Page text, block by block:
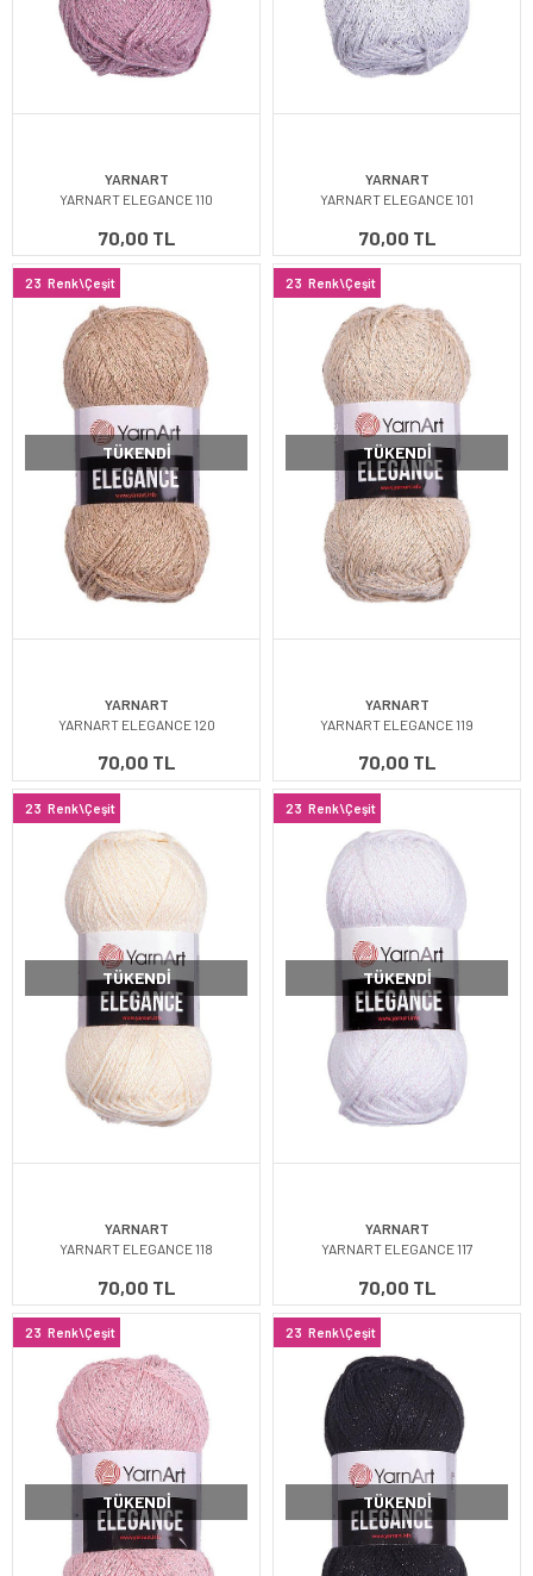
YARNART
YARNART ELEGANCE 110
70,00 TL
YARNART
YARNART ELEGANCE 101
70,00 TL
23 Renk\Çeşit
TÜKENDI
YARNART
YARNART ELEGANCE 120
70,00 TL
23 Renk\Çeşit
TÜKENDI
YARNART
YARNART ELEGANCE 119
70,00 TL
23 Renk\Çeşit
TÜKENDI
YARNART
YARNART ELEGANCE 118
70,00 TL
23 Renk\Çeşit
TÜKENDI
YARNART
YARNART ELEGANCE 117
70,00 TL
23 Renk\Çeşit
TÜKENDI
23 Renk\Çeşit
TÜKENDI